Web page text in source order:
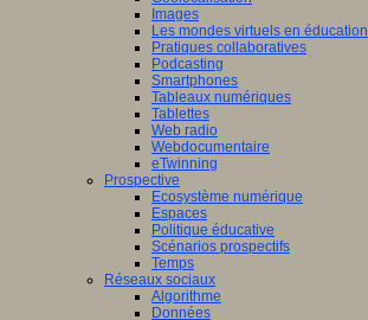
Images
Les mondes virtuels en éducation
Pratiques collaboratives
Podcasting
Smartphones
Tableaux numériques
Tablettes
Web radio
Webdocumentaire
eTwinning
Prospective
Ecosystème numérique
Espaces
Politique éducative
Scénarios prospectifs
Temps
Réseaux sociaux
Algorithme
Données